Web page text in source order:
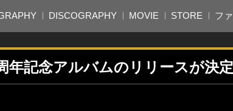
DISCOGRAPHY MOVIE STORE フ
年記念アルバムのリリースが決定